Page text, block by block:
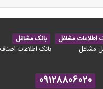
اطلاعات مشاغل
بانک مشاغل
مشاغل
بانک اطلاعات اصناف
09128806020